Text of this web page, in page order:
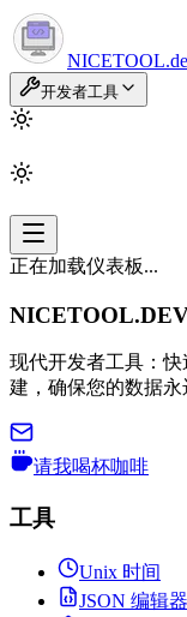
NICETOOL
开发者工具
正在加载仪表板...
现代开发者工具：
建，确保您的数据永
请我喝杯咖啡
工具
Unix 时间
JSON 编辑器